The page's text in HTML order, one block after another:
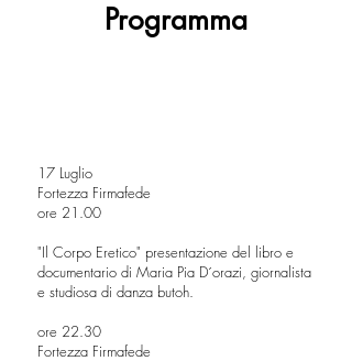
Programma
17 Luglio
Fortezza Firmafede
ore 21.00
"Il Corpo Eretico" presentazione del libro e
documentario di Maria Pia D´orazi, giornalista
e studiosa di danza butoh.
ore 22.30
Fortezza Firmafede